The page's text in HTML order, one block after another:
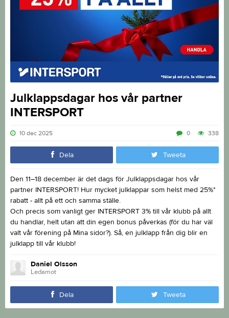
Julklappsdagar hos vår partner
INTERSPORT
10 dec 2025 338
0
Dela Tweeta
Den 11–18 december är det dags för Julklappsdagar hos vår
partner INTERSPORT! Hur mycket julklappar som helst med 25%*
rabatt - allt på ett och samma ställe.
Och precis som vanligt ger INTERSPORT 3% till vår klubb på allt
du handlar, helt utan att din egen bonus påverkas (för du har väl
valt vår förening på Mina sidor?). Så, en julklapp från dig blir en
julklapp till vår klubb!
Daniel Olsson
Ledamot
Dela Tweeta